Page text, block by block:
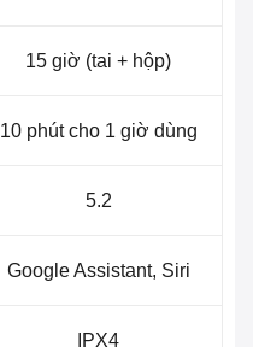
15 giờ (tai + hộp)
10 phút cho 1 giờ dùng
5.2
Google Assistant, Siri
IPX4